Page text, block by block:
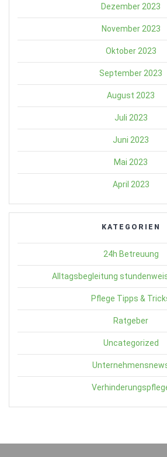
Dezember 2023
November 2023
Oktober 2023
September 2023
August 2023
Juli 2023
Juni 2023
Mai 2023
April 2023
KATEGORIEN
24h Betreuung
Alltagsbegleitung
Pflege Tipps &
Ratgeber
Uncategorized